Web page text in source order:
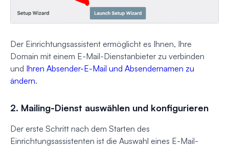
Der Einrichtungsassistent ermöglicht es Ihnen, Ihre
Domain mit einem E-Mail-Dienstanbieter zu verbinden
und Ihren Absender-E-Mail und Absendernamen zu
ändern.
2. Mailing-Dienst auswählen und konfigurieren
Der erste Schritt nach dem Starten des
Einrichtungsassistenten ist die Auswahl eines E-Mail-